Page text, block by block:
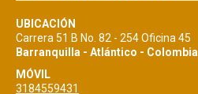
UBICACIÓN
Carrera 51 B No. 82 - 254 Oficina 45
Barranquilla - Atlántico - Colombia
MÓVIL
3184559431